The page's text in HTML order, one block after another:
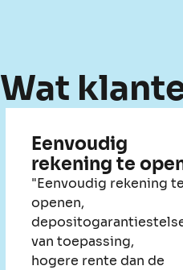
Wat
Eenvoudig
rekening te
"Eenvoudig rekening te
openen,
van toepassing,
hogere rente dan de